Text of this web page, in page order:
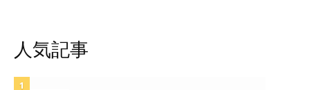
人気記事